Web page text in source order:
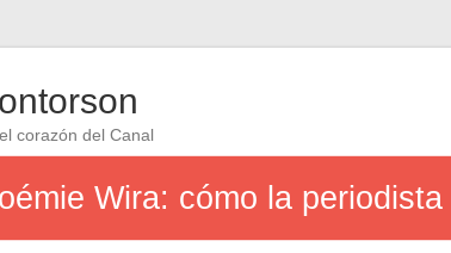
corazón del Canal
Wira: cómo la